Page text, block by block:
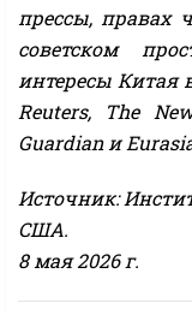
прессы, правах
советском
интересы Китая
Reuters, The
Guardian и
Источник:
США.
8 мая 2026 г.